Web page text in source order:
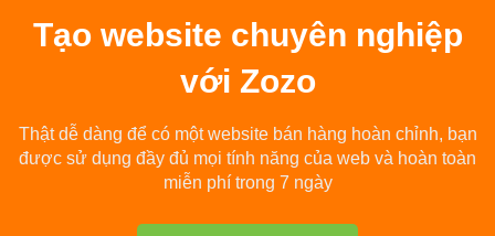
Tạo website chuyên nghiệp
với Zozo
Thật dễ dàng để có một website bán hàng hoàn chỉnh, bạn
được sử dụng đầy đủ mọi tính năng của web và hoàn toàn
miễn phí trong 7 ngày